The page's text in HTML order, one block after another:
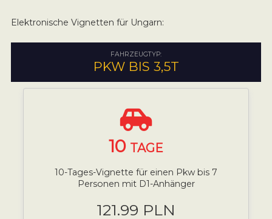
Elektronische Vignetten für Ungarn:
FAHRZEUGTYP:
PKW BIS 3,5T
10 TAGE
10-Tages-Vignette für einen Pkw bis 7
Personen mit D1-Anhänger
121.99 PLN